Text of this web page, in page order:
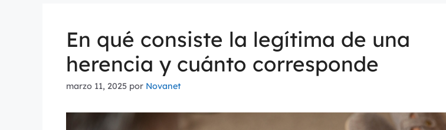
En qué consiste la legítima de una
herencia y cuánto corresponde
marzo 11, 2025 por Novanet